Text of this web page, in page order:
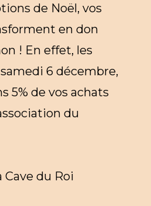
de Noël, vos
en don
! En effet, les
6 décembre,
5% de vos achats
du
Cave du Roi